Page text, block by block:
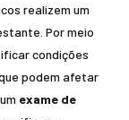
realizem um
Por meio
condições
podem afetar
exame de